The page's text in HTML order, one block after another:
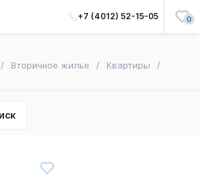
+7 (4012) 52-15-05 0
Вторичное жилье
Квартиры